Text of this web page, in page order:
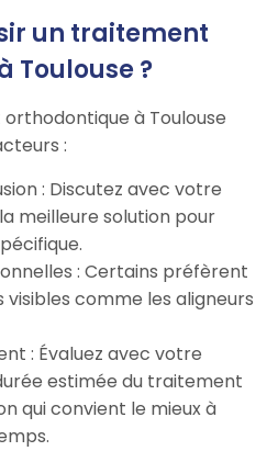
un traitement
Toulouse ?
à Toulouse
:
: Discutez avec votre
meilleure solution pour
: Certains préfèrent
visibles comme les aligneurs
: Évaluez avec votre
estimée du traitement
qui convient le mieux à